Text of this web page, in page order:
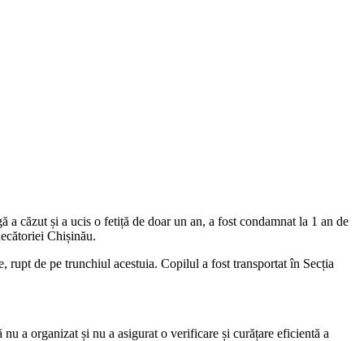
căzut și a ucis o fetiță de doar un an, a fost condamnat la 1 an de
Chișinău.
rupt de pe trunchiul acestuia. Copilul a fost transportat în Secția
a organizat și nu a asigurat o verificare și curățare eficientă a